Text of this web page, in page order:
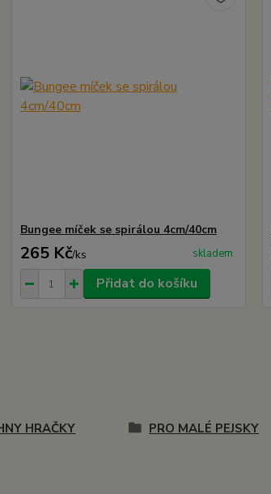
Bungee míček se spirálou 4cm/40cm
265 Kč/ks skladem
Přidat do košíku
HRAČKY PRO MALÉ PEJSKY